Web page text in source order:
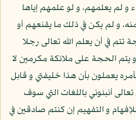
و لم يعلمهم، و لو علمهم إياها
و لم يكن في ذلك ما يقنعهم أو
في أن يعلم الله تعالى رجلا
يتم الحجة على ملائكة مكرمين لا
يعملون بأن هذا خليفتي و قابل
أنبئوني باللغات التي سوف
و التفهيم إن كنتم صادقين في